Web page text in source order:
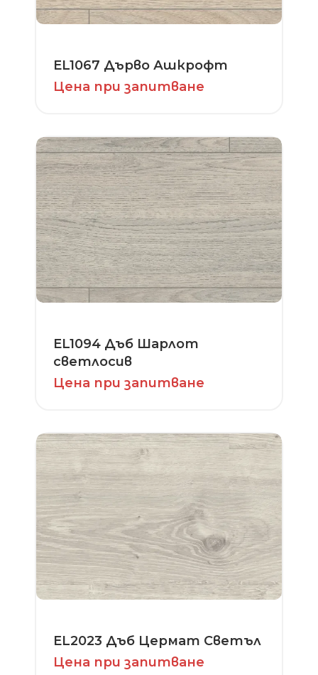
EL1067 Дърво Ашкрофт
Цена при запитване
EL1094 Дъб Шарлот
светлосив
Цена при запитване
EL2023 Дъб Цермат Светъл
Цена при запитване